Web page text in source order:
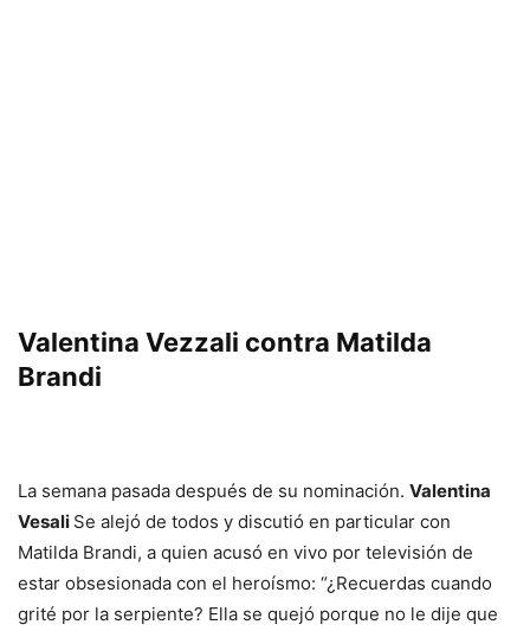
Valentina Vezzali contra Matilda
Brandi
La semana pasada después de su nominación. Valentina
Vesali Se alejó de todos y discutió en particular con
Matilda Brandi, a quien acusó en vivo por televisión de
estar obsesionada con el heroísmo: “¿Recuerdas cuando
grité por la serpiente? Ella se quejó porque no le dije que